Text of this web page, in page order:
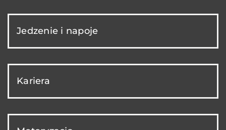
Jedzenie i napoje
Kariera